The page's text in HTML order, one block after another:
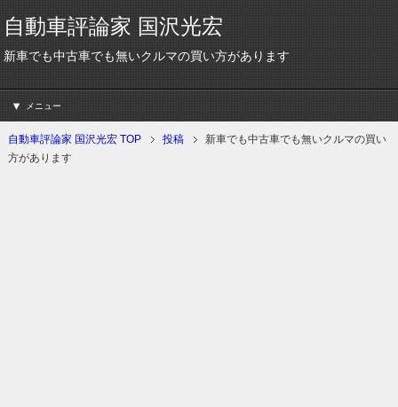
自動車評論家 国沢光宏
新車でも中古車でも無いクルマの買い方があります
メニュー
自動車評論家 国沢光宏 TOP 投稿
新車でも中古車でも無いクルマの買い
方があります